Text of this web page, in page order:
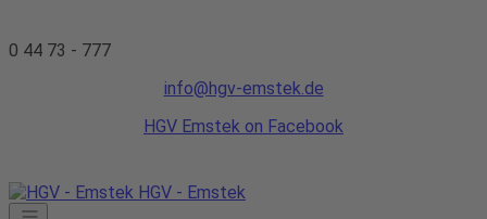
0 44 73 - 777
info@hgv-emstek.de
HGV Emstek on Facebook
HGV - Emstek